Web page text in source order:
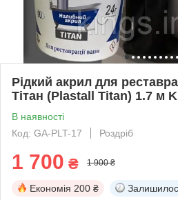
Рідкий акрил для
Тітан (Plastall Titan) 1.7 м
В наявності
Код: GA-PLT-17
Роздріб
1 700 ₴ 1 900 ₴
Економія 200 ₴